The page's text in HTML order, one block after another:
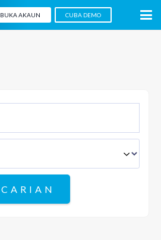
BUKA AKAUN CUBA DEMO